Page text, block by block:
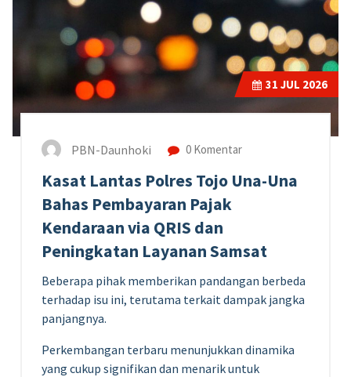
31 JUL 2026
PBN-Daunhoki 0 Komentar
Kasat Lantas Polres Tojo Una-Una
Bahas Pembayaran Pajak
Kendaraan via QRIS dan
Peningkatan Layanan Samsat
Beberapa pihak memberikan pandangan berbeda
terhadap isu ini, terutama terkait dampak jangka
panjangnya.
Perkembangan terbaru menunjukkan dinamika
yang cukup signifikan dan menarik untuk